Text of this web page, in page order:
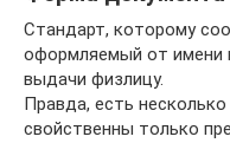
Стандарт, которому
оформляемый от имени
выдачи физлицу.
Правда, есть
свойственны только